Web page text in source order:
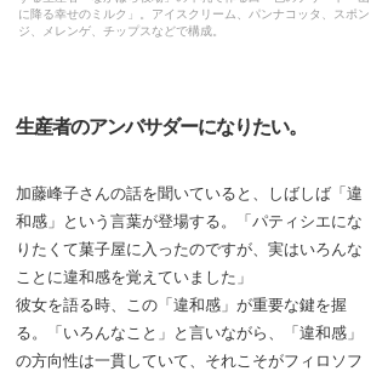
に降る幸せのミルク」。アイスクリーム、パンナコッタ、スポン
ジ、メレンゲ、チップスなどで構成。
生産者のアンバサダーになりたい。
加藤峰子さんの話を聞いていると、しばしば「違
和感」という言葉が登場する。「パティシエにな
りたくて菓子屋に入ったのですが、実はいろんな
ことに違和感を覚えていました」
彼女を語る時、この「違和感」が重要な鍵を握
る。「いろんなこと」と言いながら、「違和感」
の方向性は一貫していて、それこそがフィロソフ